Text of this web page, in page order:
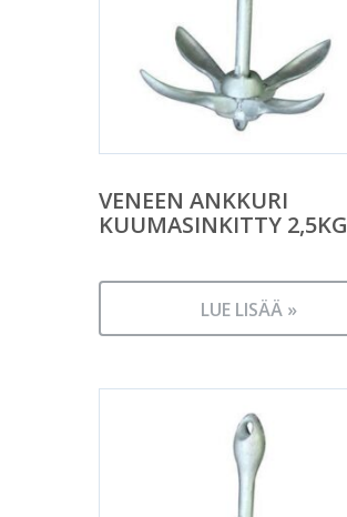
VENEEN ANKKURI
KUUMASINKITTY 2,5KG
LUE LISÄÄ »